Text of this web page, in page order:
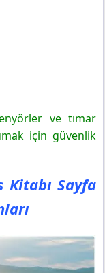
ve tımar
için güvenlik
Kitabı Sayfa